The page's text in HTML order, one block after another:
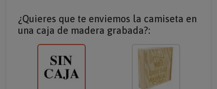
¿Quieres que te enviemos la camiseta en
una caja de madera grabada?: